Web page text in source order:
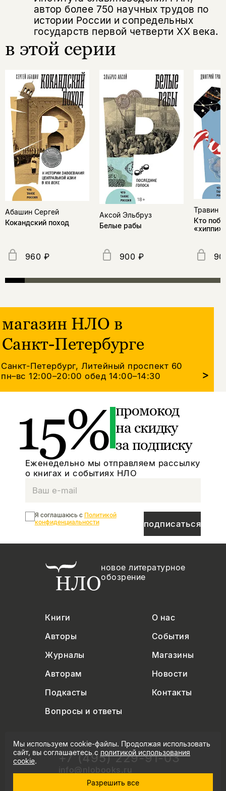
автор более 750 научных трудов по
истории России и сопредельных
государств первой четверти ХX века.
в этой серии
Абашин Сергей
Кокандский поход
960 ₽
Аксой Эльбруз
Белые рабы
900 ₽
Травин
Кто
«хиппи»
магазин НЛО в
Санкт-Петербурге
Санкт-Петербург, Литейный проспект 60
пн–вс 12:00–20:00обед 14:00–14:30 >
15% промокод
на скидку
за подписку
Еженедельно мы отправляем рассылку
о книгах и событиях НЛО
подписаться
Я соглашаюсь с Политикой
конфиденциальности
новое литературное
обозрение
Книги
О нас
Авторы
События
Журналы
Магазины
Авторам
Новости
Подкасты
Контакты
Вопросы и ответы
+7 (495) 229-91-03
info@nlobooks.ru
Мы используем cookie-файлы. Продолжая использовать
сайт, вы соглашаетесь с политикой использования
cookie.
Разрешить все